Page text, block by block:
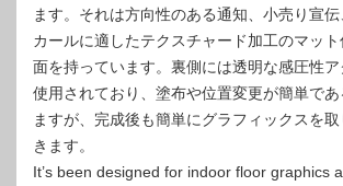
ます。それは方向性のある通知、小売り宣
カールに適したテクスチャード加工のマッ
面を持っています。裏側には透明な感圧性
使用されており、塗布や位置変更が簡単で
ますが、完成後も簡単にグラフィックスを
きます。
It’s been designed for indoor floor graphics